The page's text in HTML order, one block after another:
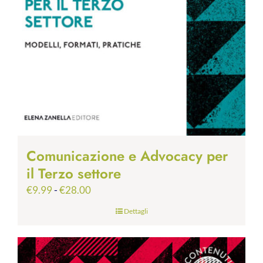
Comunicazione e Advocacy per
il Terzo settore
€9.99-€28.00Fascia
€9.99
Dettagli